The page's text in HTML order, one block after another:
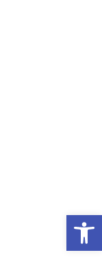
Ouvrir